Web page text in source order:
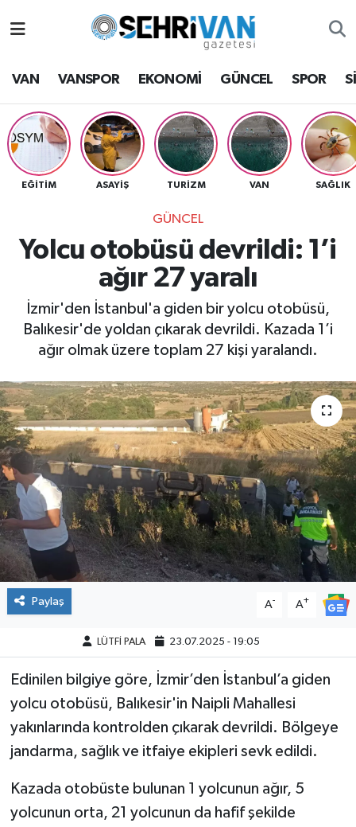
VAN VANSPOR EKONOMİ GÜNCEL SPOR
EĞİTİM ASAYİŞ TURİZM VAN SAĞLIK
GÜNCEL
Yolcu otobüsü devrildi: 1’i
ağır 27 yaralı
İzmir'den İstanbul'a giden bir yolcu otobüsü,
Balıkesir'de yoldan çıkarak devrildi. Kazada 1’i
ağır olmak üzere toplam 27 kişi yaralandı.
Paylaş A- A+
LÜTFİ PALA 23.07.2025 - 19:05
Edinilen bilgiye göre, İzmir’den İstanbul’a giden
yolcu otobüsü, Balıkesir'in Naipli Mahallesi
yakınlarında kontrolden çıkarak devrildi. Bölgeye
jandarma, sağlık ve itfaiye ekipleri sevk edildi.
Kazada otobüste bulunan 1 yolcunun ağır, 5
yolcunun orta, 21 yolcunun da hafif şekilde
Van Hava Durumu
VAN Namaz Vakitleri
Van Trafik Yoğunluk Haritası
Süper Lig Puan Durumu ve Fikstür
Tüm Manşetler
Son Dakika Haberleri
Haber Arşivi